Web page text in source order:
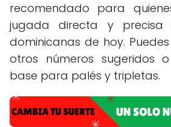
recomendado para
jugada directa y precisa
dominicanas de hoy.
otros números sugeridos
base para palés y tripletas.